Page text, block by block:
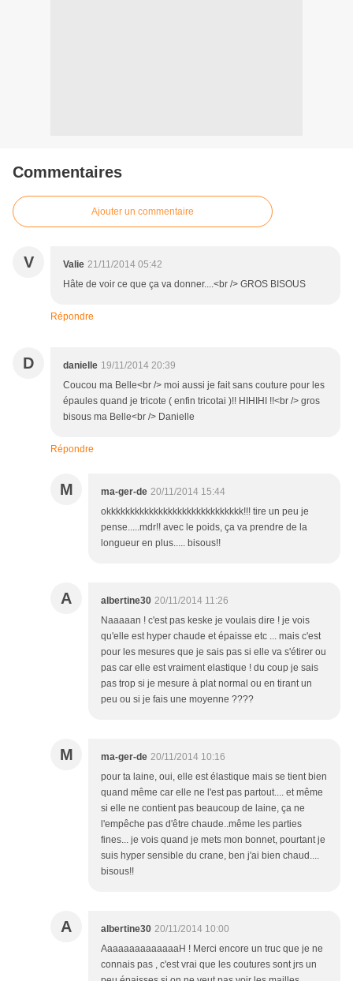
Commentaires
Ajouter un commentaire
V Valie 21/11/2014 05:42
Hâte de voir ce que ça va donner....<br /> GROS BISOUS
Répondre
D danielle 19/11/2014 20:39
Coucou ma Belle<br /> moi aussi je fait sans couture pour les
épaules quand je tricote ( enfin tricotai )!! HIHIHI !!<br /> gros
bisous ma Belle<br /> Danielle
Répondre
M ma-ger-de 20/11/2014 15:44
okkkkkkkkkkkkkkkkkkkkkkkkkkkkk!!! tire un peu je
pense.....mdr!! avec le poids, ça va prendre de la
longueur en plus..... bisous!!
A albertine30 20/11/2014 11:26
Naaaaan ! c'est pas keske je voulais dire ! je vois
qu'elle est hyper chaude et épaisse etc ... mais c'est
pour les mesures que je sais pas si elle va s'étirer ou
pas car elle est vraiment elastique ! du coup je sais
pas trop si je mesure à plat normal ou en tirant un
peu ou si je fais une moyenne ????
M ma-ger-de 20/11/2014 10:16
pour ta laine, oui, elle est élastique mais se tient bien
quand même car elle ne l'est pas partout.... et même
si elle ne contient pas beaucoup de laine, ça ne
l'empêche pas d'être chaude..même les parties
fines... je vois quand je mets mon bonnet, pourtant je
suis hyper sensible du crane, ben j'ai bien chaud....
bisous!!
A albertine30 20/11/2014 10:00
AaaaaaaaaaaaaaH ! Merci encore un truc que je ne
connais pas , c'est vrai que les coutures sont jrs un